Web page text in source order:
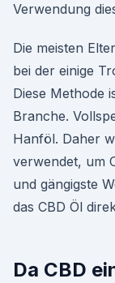
Verwendung
Die meisten
bei der einige
Diese Methode
Branche.
Hanföl. Daher
verwendet, um
und gängigste
das CBD Öl
Da CBD